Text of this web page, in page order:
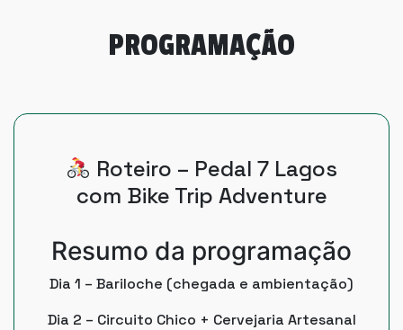
PROGRAMAÇÃO
Roteiro – Pedal 7 Lagos
com Bike Trip Adventure
Resumo da programação
Dia 1 – Bariloche (chegada e ambientação)
Dia 2 – Circuito Chico + Cervejaria Artesanal